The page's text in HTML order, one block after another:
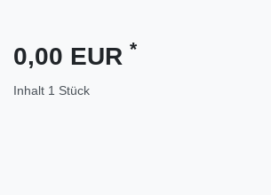
0,00 EUR *
Inhalt 1 Stück